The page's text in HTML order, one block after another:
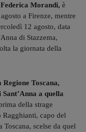
Morandi, è
a Firenze, mentre
12 agosto, data
di Stazzema,
la giornata della
Regione Toscana,
a quella
della strage
capo del
scelse da quel